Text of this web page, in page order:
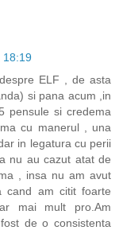
18:19
ELF , de asta
si pana acum ,in
pensule si credema
cu manerul , una
in legatura cu perii
nu au cazut atat de
, insa nu am avut
cand am citit foarte
mai mult pro.Am
de o consistenta